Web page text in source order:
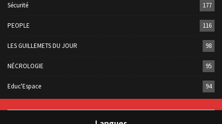
Sécurité 177
PEOPLE 116
LES GUILLEMETS DU JOUR 98
NÉCROLOGIE 95
Educ'Espace 94